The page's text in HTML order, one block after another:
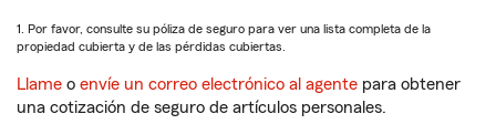
1. Por favor, consulte su póliza de seguro para ver una lista completa de la
propiedad cubierta y de las pérdidas cubiertas.
Llame o envíe un correo electrónico al agente para obtener
una cotización de seguro de artículos personales.